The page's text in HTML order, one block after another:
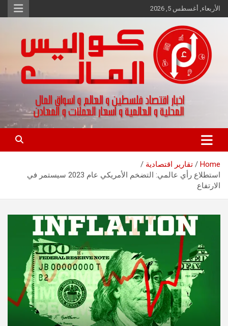
Skip
to
الأربعاء, أغسطس 5, 2026
كواليس المال
اخبار اقتصاد فلسطين و العالم و تقارير اسواق المال و العملات
Home
تقارير اقتصادية
استطلاع رأي عالمي: التضخم الأمريكي عام 2023 سيستمر في
الارتفاع